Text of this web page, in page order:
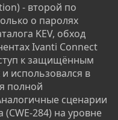
- второй по
о паролях
KEV, обход
Ivanti Connect
к защищённым
использовался в
полной
сценарии
284) на уровне